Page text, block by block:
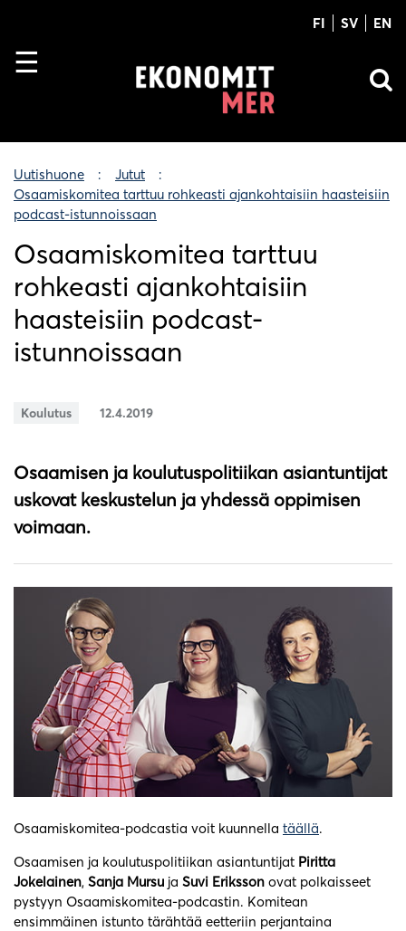
FI SV EN
Uutishuone
Jutut
Osaamiskomitea tarttuu rohkeasti ajankohtaisiin haasteisiin
podcast-istunnoissaan
Osaamiskomitea tarttuu
rohkeasti ajankohtaisiin
haasteisiin podcast-
istunnoissaan
Koulutus 12.4.2019
Osaamisen ja koulutuspolitiikan asiantuntijat
uskovat keskustelun ja yhdessä oppimisen
voimaan.
Osaamiskomitea-podcastia voit kuunnella täällä.
Osaamisen ja koulutuspolitiikan asiantuntijat Piritta
Jokelainen, Sanja Mursu ja Suvi Eriksson ovat polkaisseet
pystyyn Osaamiskomitea-podcastin. Komitean
ensimmäinen istunto tärähtää eetteriin perjantaina